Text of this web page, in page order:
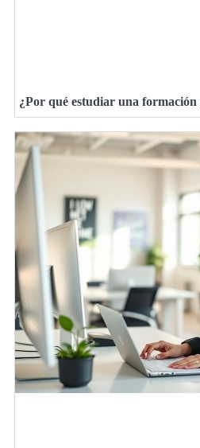
¿Por qué estudiar una formación